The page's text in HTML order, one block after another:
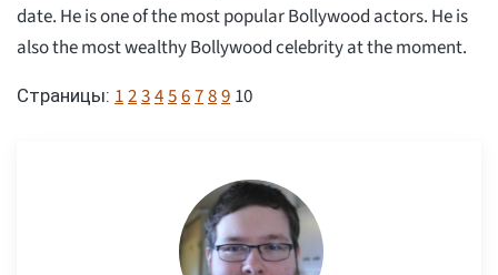
date. He is one of the most popular Bollywood actors. He is
also the most wealthy Bollywood celebrity at the moment.
Страницы: 123456789 10